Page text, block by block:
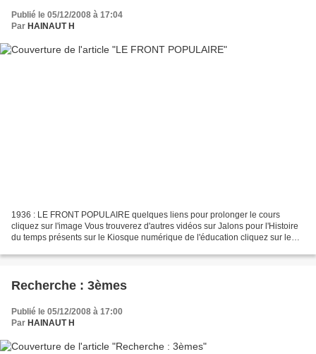
Publié le 05/12/2008 à 17:04
Par HAINAUT H
1936 : LE FRONT POPULAIRE quelques liens pour prolonger le cours
cliquez sur l'image Vous trouverez d'autres vidéos sur Jalons pour l'Histoire
du temps présents sur le Kiosque numérique de l'éducation cliquez sur le
Recherche : 3èmes
Publié le 05/12/2008 à 17:00
Par HAINAUT H